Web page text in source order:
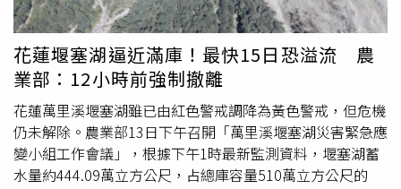
性激素受體基因的變異可能同時影響了這兩種生理機制，從
而產生這種奇妙的保護連結。儘管此研究帶來好消息，但醫
學界對禿頭與攝護腺癌的關係仍有不同論調。另一項於
2016年發表的研究曾指出，25歲至44歲之間出現禿頭的男
性，死於攝護腺癌的風險高出56%，其中中度禿頭者的致命
風險甚至激增83%。這項相互矛盾的發現，突顯了兩者背後
基因與荷爾蒙交互作用的複雜性。目前，醫學界一般建議55
歲至69歲的男性應定期接受癌症篩檢，而具有高風險家族史
花蓮堰塞湖逼近滿庫！最快15日恐溢流 農
業部：12小時前強制撤離
花蓮萬里溪堰塞湖雖已由紅色警戒調降為黃色警戒，但危機
仍未解除。農業部13日下午召開「萬里溪堰塞湖災害緊急應
變小組工作會議」，根據下午1時最新監測資料，堰塞湖蓄
水量約444.09萬立方公尺，占總庫容量510萬立方公尺的